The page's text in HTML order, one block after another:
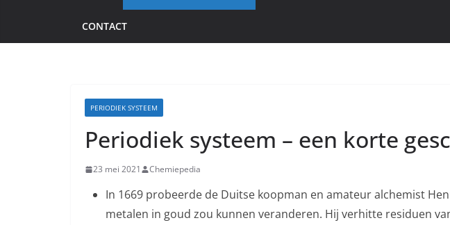
CONTACT
PERIODIEK SYSTEEM
Periodiek systeem – een korte
23 mei 2021 Chemiepedia
In 1669 probeerde de Duitse koopman en amateur alchemist
metalen in goud zou kunnen veranderen. Hij verhitte residuen